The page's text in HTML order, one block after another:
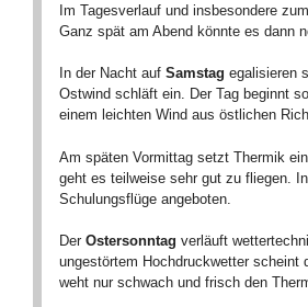
Im Tagesverlauf und insbesondere
Ganz spät am Abend könnte es dann
In der Nacht auf Samstag egalisieren
Ostwind schläft ein. Der Tag beginnt
einem leichten Wind aus östlichen
Am späten Vormittag setzt Thermik
geht es teilweise sehr gut zu fliegen.
Schulungsflüge angeboten.
Der Ostersonntag verläuft
ungestörtem Hochdruckwetter scheint
weht nur schwach und frisch den